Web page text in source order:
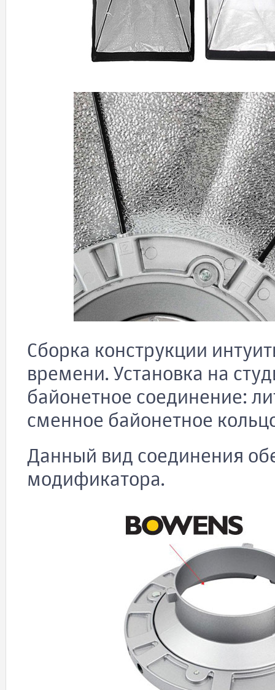
Сборка конструкции
времени. Установка на
байонетное соединение:
сменное байонетное
Данный вид соединения
модификатора.